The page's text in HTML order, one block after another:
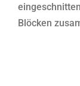
Blöcken